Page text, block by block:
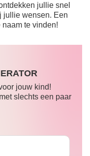
jullie snel
jullie wensen. Een
te vinden!
jouw kind!
slechts een paar